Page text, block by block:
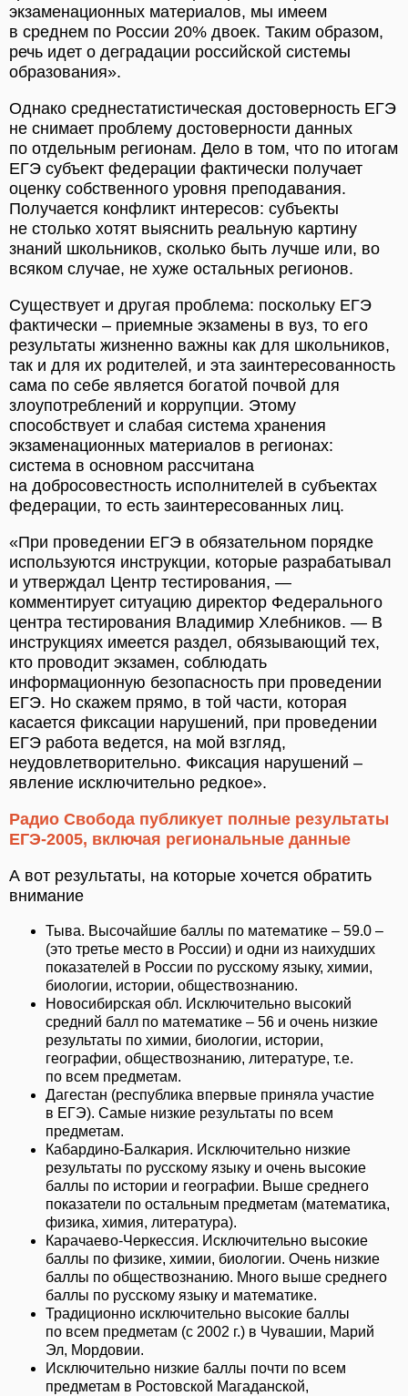
экзаменационных материалов, мы имеем
в среднем по России 20% двоек. Таким образом,
речь идет о деградации российской системы
образования».
Однако среднестатистическая достоверность ЕГЭ
не снимает проблему достоверности данных
по отдельным регионам. Дело в том, что по итогам
ЕГЭ субъект федерации фактически получает
оценку собственного уровня преподавания.
Получается конфликт интересов: субъекты
не столько хотят выяснить реальную картину
знаний школьников, сколько быть лучше или, во
всяком случае, не хуже остальных регионов.
Существует и другая проблема: поскольку ЕГЭ
фактически – приемные экзамены в вуз, то его
результаты жизненно важны как для школьников,
так и для их родителей, и эта заинтересованность
сама по себе является богатой почвой для
злоупотреблений и коррупции. Этому
способствует и слабая система хранения
экзаменационных материалов в регионах:
система в основном рассчитана
на добросовестность исполнителей в субъектах
федерации, то есть заинтересованных лиц.
«При проведении ЕГЭ в обязательном порядке
используются инструкции, которые разрабатывал
и утверждал Центр тестирования, —
комментирует ситуацию директор Федерального
центра тестирования Владимир Хлебников. — В
инструкциях имеется раздел, обязывающий тех,
кто проводит экзамен, соблюдать
информационную безопасность при проведении
ЕГЭ. Но скажем прямо, в той части, которая
касается фиксации нарушений, при проведении
ЕГЭ работа ведется, на мой взгляд,
неудовлетворительно. Фиксация нарушений –
явление исключительно редкое».
Радио Свобода публикует полные результаты
ЕГЭ-2005, включая региональные данные
А вот результаты, на которые хочется обратить
внимание
Тыва. Высочайшие баллы по математике – 59.0 –
(это третье место в России) и одни из наихудших
показателей в России по русскому языку, химии,
биологии, истории, обществознанию.
Новосибирская обл. Исключительно высокий
средний балл по математике – 56 и очень низкие
результаты по химии, биологии, истории,
географии, обществознанию, литературе, т.е.
по всем предметам.
Дагестан (республика впервые приняла участие
в ЕГЭ). Самые низкие результаты по всем
предметам.
Кабардино-Балкария. Исключительно низкие
результаты по русскому языку и очень высокие
баллы по истории и географии. Выше среднего
показатели по остальным предметам (математика,
физика, химия, литература).
Карачаево-Черкессия. Исключительно высокие
баллы по физике, химии, биологии. Очень низкие
баллы по обществознанию. Много выше среднего
баллы по русскому языку и математике.
Традиционно исключительно высокие баллы
по всем предметам (с 2002 г.) в Чувашии, Марий
Эл, Мордовии.
Исключительно низкие баллы почти по всем
предметам в Ростовской Магаданской,